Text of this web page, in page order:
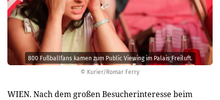
© Kurier/Romar Ferry
800 Fußballfans kamen zum Public Viewing im Palais Freiluft.
WIEN. Nach dem großen Besucherinteresse beim